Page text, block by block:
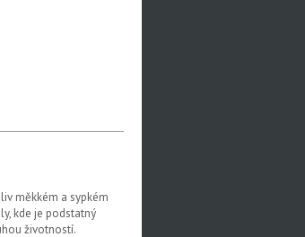
měkkém a sypkém
kde je podstatný
životností.